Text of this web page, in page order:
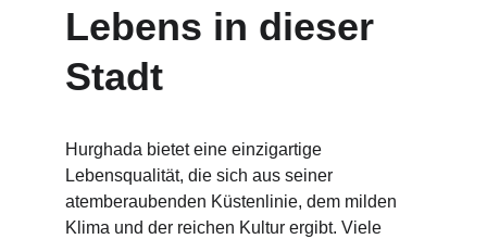
Lebens in dieser
Stadt
Hurghada bietet eine einzigartige
Lebensqualität, die sich aus seiner
atemberaubenden Küstenlinie, dem milden
Klima und der reichen Kultur ergibt. Viele